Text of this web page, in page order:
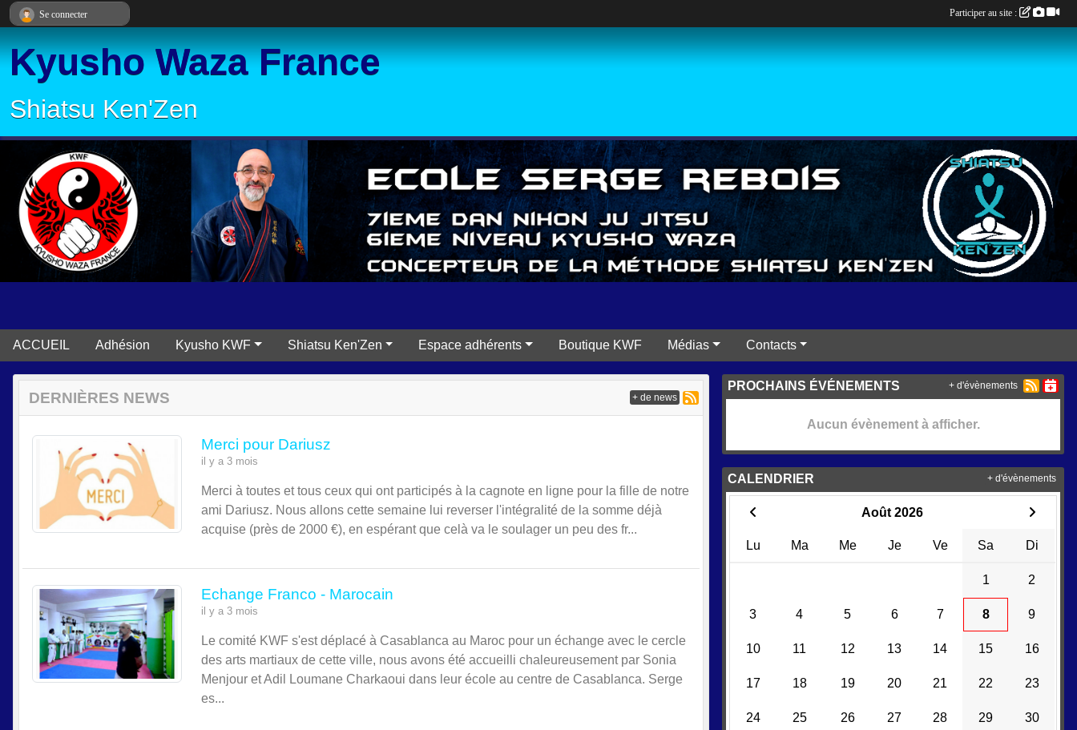
Kyusho Waza France
Shiatsu Ken'Zen
ACCUEIL Adhésion Kyusho KWF Shiatsu Ken'Zen Espace adhérents Boutique KWF Médias Contacts
DERNIÈRES NEWS
Merci pour Dariusz
il y a 3 mois
Merci à toutes et tous ceux qui ont participés à la cagnote en ligne pour la fille de notre
ami Dariusz. Nous allons cette semaine lui reverser l'intégralité de la somme déjà
acquise (près de 2000 €), en espérant que celà va le soulager un peu des fr...
Echange Franco - Marocain
il y a 3 mois
Le comité KWF s'est déplacé à Casablanca au Maroc pour un échange avec le cercle
des arts martiaux de cette ville, nous avons été accueilli chaleureusement par Sonia
Menjour et Adil Loumane Charkaoui dans leur école au centre de Casablanca. Serge
es...
+ de news
PROCHAINS ÉVÉNEMENTS
Aucun évènement à afficher.
+ d'évènements
CALENDRIER
Août 2026
Lu Ma Me Je Ve Sa Di
1 2
3 4 5 6 7 8 9
10 11 12 13 14 15 16
17 18 19 20 21 22 23
24 25 26 27 28 29 30
+ d'évènements
Se connecter Participer au site :
Panneau de gestion des cookies